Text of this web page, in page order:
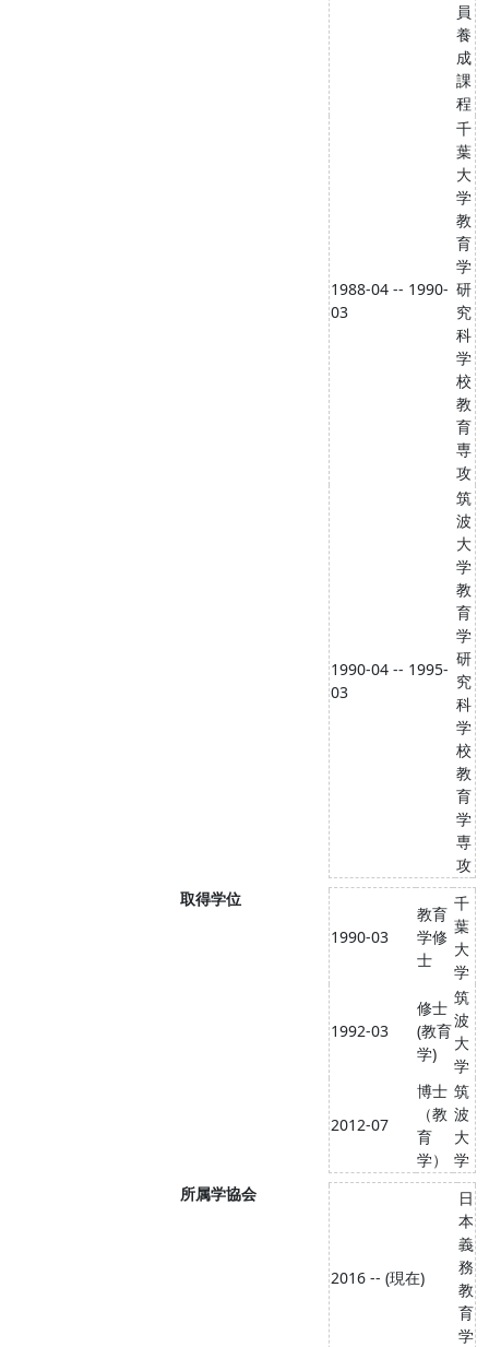
員
養
成
課
程
1988-04 -- 1990-
03
千
葉
大
学
教
育
学
研
究
科
学
校
教
育
専
攻
1990-04 -- 1995-
03
筑
波
大
学
教
育
学
研
究
科
学
校
教
育
学
専
攻
取得学位
1990-03
教育
学修
士
千
葉
大
学
1992-03
修士
(教育
学)
筑
波
大
学
2012-07
博士
（教
育
学）
筑
波
大
学
所属学協会
2016 -- (現在)
日
本
義
務
教
育
学